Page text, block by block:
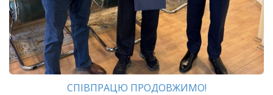
СПІВПРАЦЮ ПРОДОВЖИМО!